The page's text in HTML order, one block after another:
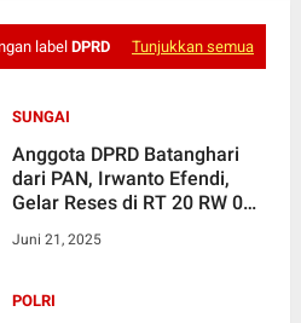
label DPRD Tunjukkan semua
SUNGAI
Anggota DPRD Batanghari
dari PAN, Irwanto Efendi,
Gelar Reses di RT 20 RW 03
Juni 21, 2025
POLRI